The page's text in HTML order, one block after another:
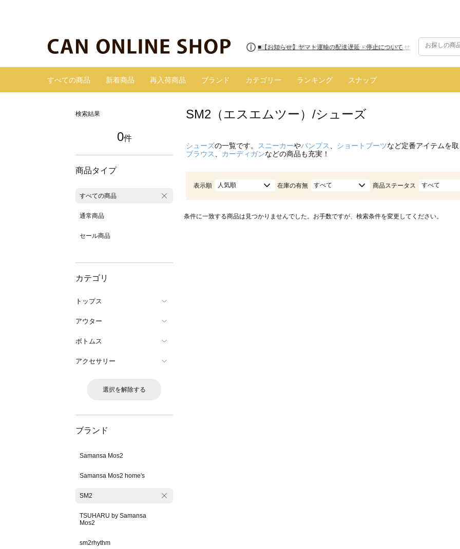
■8/13(木)AM2:00～サイトメンテナンス実施のお知らせ
すべての商品 新着商品 再入荷商品 ブランド カテゴリー ランキング スナップ
検索結果
0件
商品タイプ
すべての商品
通常商品
セール商品
カテゴリ
トップス
アウター
ボトムス
アクセサリー
選択を解除する
ブランド
Samansa Mos2
Samansa Mos2 home's
SM2
TSUHARU by Samansa
Mos2
sm2rhythm
SM2（エスエムツー）/シューズ
シューズの一覧です。 スニーカーやパンプス ショートブーツなど定番アイテムを
ブラウス
カーディガンなどの商品も充実！
表示順 人気順 在庫の有無 すべて 商品ステータス すべて
条件に一致する商品は見つかりませんでした。お手数ですが、検索条件を変更してください。